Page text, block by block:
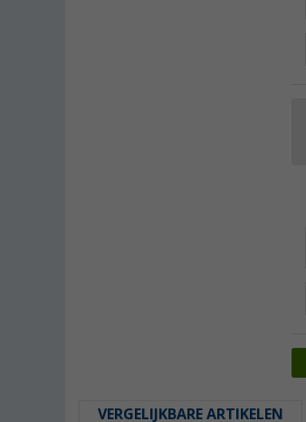
VERGELIJKBARE ARTIKELEN